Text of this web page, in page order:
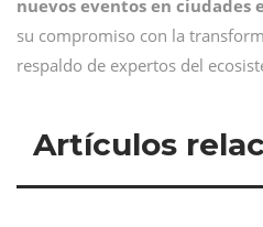
nuevos eventos en ciudades
su compromiso con la
respaldo de expertos del
Artículos